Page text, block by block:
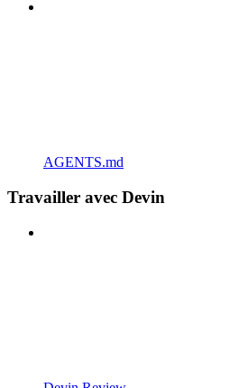
AGENTS.md
Travailler avec Devin